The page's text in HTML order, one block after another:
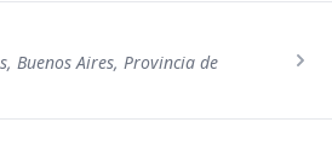
Buenos Aires, Provincia de